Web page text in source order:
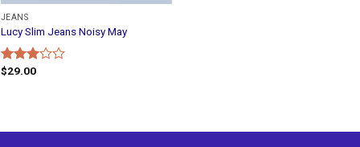
JEANS
Lucy Slim Jeans Noisy May
Rated
$29.00